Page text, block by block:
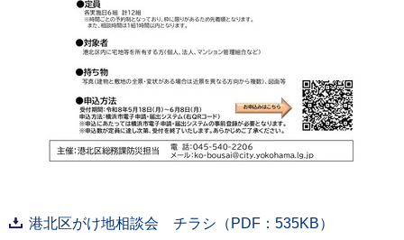
港北区がけ地相談会 チラシ（PDF：535KB）